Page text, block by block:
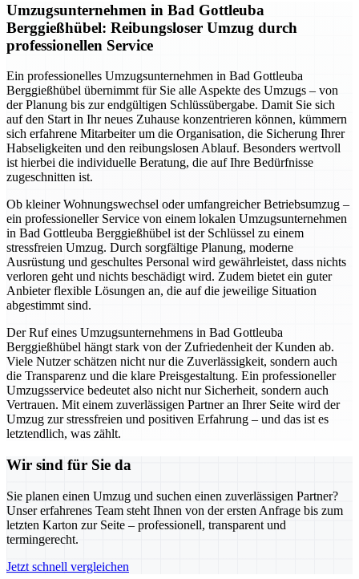
Umzugsunternehmen in Bad Gottleuba
Berggießhübel: Reibungsloser Umzug durch
professionellen Service
Ein professionelles Umzugsunternehmen in Bad Gottleuba
Berggießhübel übernimmt für Sie alle Aspekte des Umzugs – von
der Planung bis zur endgültigen Schlüssübergabe. Damit Sie sich
auf den Start in Ihr neues Zuhause konzentrieren können, kümmern
sich erfahrene Mitarbeiter um die Organisation, die Sicherung Ihrer
Habseligkeiten und den reibungslosen Ablauf. Besonders wertvoll
ist hierbei die individuelle Beratung, die auf Ihre Bedürfnisse
zugeschnitten ist.
Ob kleiner Wohnungswechsel oder umfangreicher Betriebsumzug –
ein professioneller Service von einem lokalen Umzugsunternehmen
in Bad Gottleuba Berggießhübel ist der Schlüssel zu einem
stressfreien Umzug. Durch sorgfältige Planung, moderne
Ausrüstung und geschultes Personal wird gewährleistet, dass nichts
verloren geht und nichts beschädigt wird. Zudem bietet ein guter
Anbieter flexible Lösungen an, die auf die jeweilige Situation
abgestimmt sind.
Der Ruf eines Umzugsunternehmens in Bad Gottleuba
Berggießhübel hängt stark von der Zufriedenheit der Kunden ab.
Viele Nutzer schätzen nicht nur die Zuverlässigkeit, sondern auch
die Transparenz und die klare Preisgestaltung. Ein professioneller
Umzugsservice bedeutet also nicht nur Sicherheit, sondern auch
Vertrauen. Mit einem zuverlässigen Partner an Ihrer Seite wird der
Umzug zur stressfreien und positiven Erfahrung – und das ist es
letztendlich, was zählt.
Wir sind für Sie da
Sie planen einen Umzug und suchen einen zuverlässigen Partner?
Unser erfahrenes Team steht Ihnen von der ersten Anfrage bis zum
letzten Karton zur Seite – professionell, transparent und
termingerecht.
Jetzt schnell vergleichen